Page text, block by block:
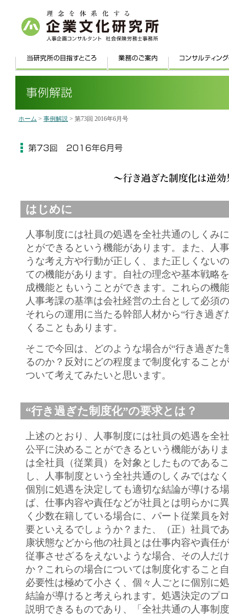
ホーム > 事例解説 > 第73回 2016年6月号
はじめに
人事制度には社員の処遇を全社共通のしくみ
とができるという機能があります。また、人
うな考え方や行動が正しく、また正しくない
ての機能があります。自社の理念や基本戦略
成機能ともいうことができます。これらの機
人事考課の基準は会社経営の土台として必須
それらの運用に当たる幹部人材から“行き過ぎ
くることもあります。
そこで今回は、どのような場合が“行き過ぎた
るのか？反対にどの程度まで制度化すること
ついて考えてみたいと思います。
“行き過ぎた制度化”の要求とは？
上述のとおり、人事制度には社員の処遇を全
公平に決めることができるという機能があり
は全社員（従業員）を対象としたものである
し、人事制度という全社共通のしくみではな
個別に処遇を決定しても適切な結論が導ける
ば、仕事内容や責任などが社員とは明らかに
く少数在籍している場合に、パート従業員を
要といえるでしょうか？また、（正）社員で
康状態などから他の社員とは仕事内容や責任
従事させざるをえないような場合、その人だ
か？これらの場合については制度化すること
必要性は極めて小さく、個々人ごとに個別に
結論が導けると考えられます。処遇決定のプ
説明できるものであり、「全社共通の人事制